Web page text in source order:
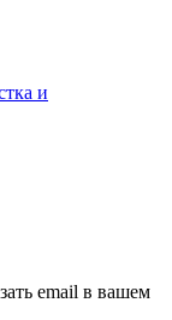
и
email в вашем